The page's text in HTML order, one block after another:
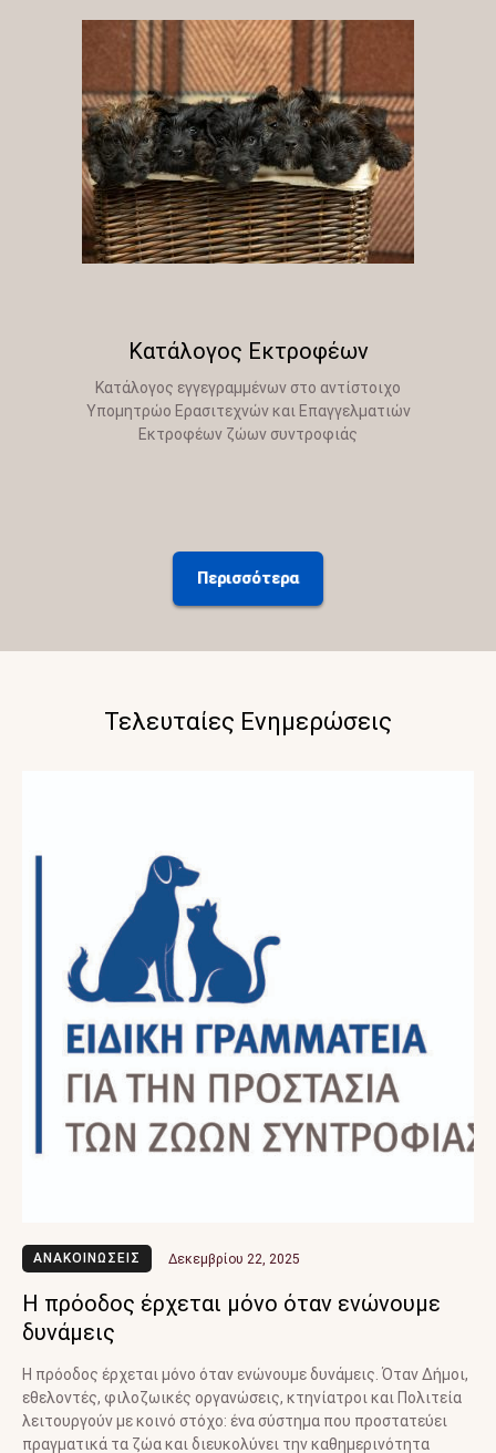
Κατάλογος Εκτροφέων
Κατάλογος εγγεγραμμένων στο αντίστοιχο
Υπομητρώο Ερασιτεχνών και Επαγγελματιών
Εκτροφέων ζώων συντροφιάς
Περισσότερα
Τελευταίες Ενημερώσεις
ΑΝΑΚΟΙΝΩΣΕΙΣ Δεκεμβρίου 22, 2025
Η πρόοδος έρχεται μόνο όταν ενώνουμε
δυνάμεις
Η πρόοδος έρχεται μόνο όταν ενώνουμε δυνάμεις. Όταν Δήμοι,
εθελοντές, φιλοζωικές οργανώσεις, κτηνίατροι και Πολιτεία
λειτουργούν με κοινό στόχο: ένα σύστημα που προστατεύει
πραγματικά τα ζώα και διευκολύνει την καθημερινότητα